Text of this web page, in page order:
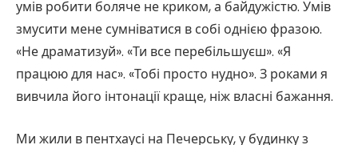
умів робити боляче не криком, а байдужістю. Умів
змусити мене сумніватися в собі однією фразою.
«Не драматизуй». «Ти все перебільшуєш». «Я
працюю для нас». «Тобі просто нудно». З роками я
вивчила його інтонації краще, ніж власні бажання.
Ми жили в пентхаусі на Печерську, у будинку з